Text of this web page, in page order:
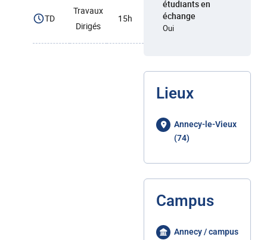
TD
Travaux
Dirigés
15h
étudiants en
échange
Oui
Lieux
Annecy-le-Vieux
(74)
Campus
Annecy / campus